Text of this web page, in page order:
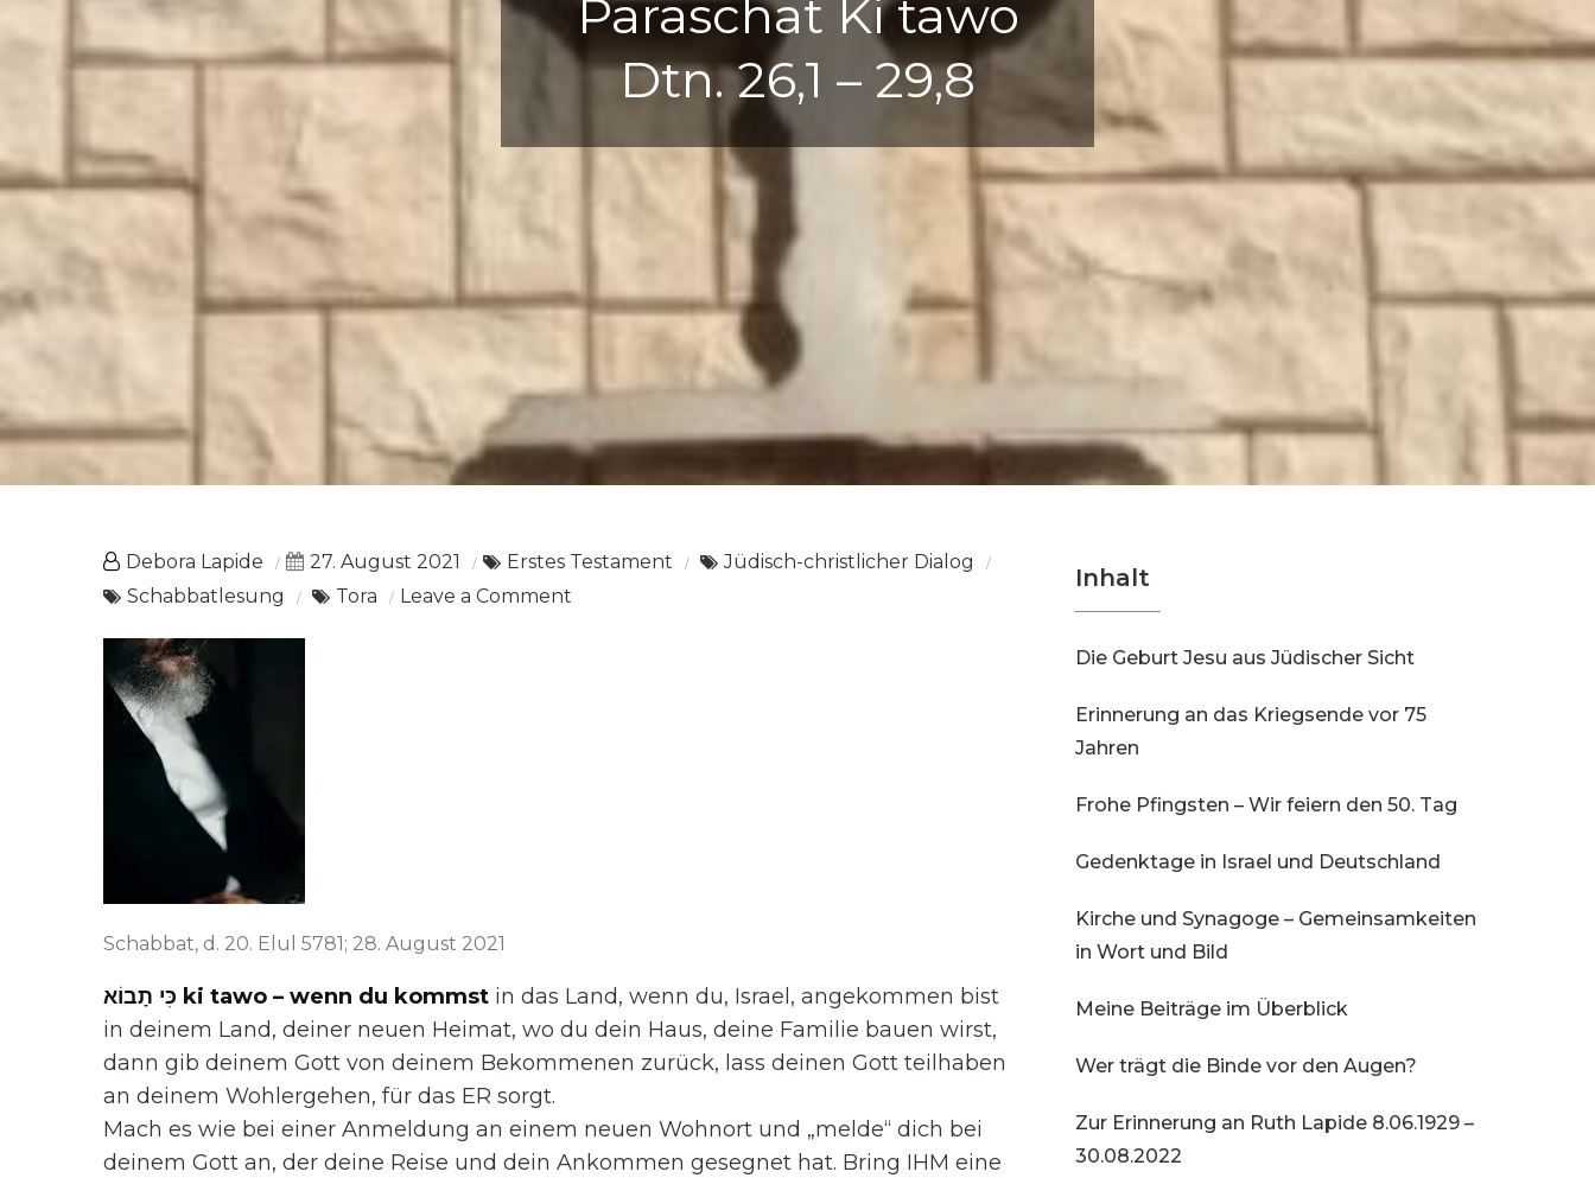
Paraschat Ki tawo
Dtn. 26,1 – 29,8
Debora Lapide 27. August 2021 Erstes Testament
Jüdisch-christlicher Dialog
Schabbatlesung
Tora Leave a Comment
Schabbat, d. 20. Elul 5781; 28. August 2021
כִּי תָבוֹא ki tawo – wenn du kommst in das Land, wenn du, Israel, angekommen bist
in deinem Land, deiner neuen Heimat, wo du dein Haus, deine Familie bauen wirst,
dann gib deinem Gott von deinem Bekommenen zurück, lass deinen Gott teilhaben
an deinem Wohlergehen, für das ER sorgt.
Mach es wie bei einer Anmeldung an einem neuen Wohnort und „melde“ dich bei
deinem Gott an, der deine Reise und dein Ankommen gesegnet hat. Bring IHM eine
Inhalt
Die Geburt Jesu aus Jüdischer Sicht
Erinnerung an das Kriegsende vor 75
Jahren
Frohe Pfingsten – Wir feiern den 50. Tag
Gedenktage in Israel und Deutschland
Kirche und Synagoge – Gemeinsamkeiten
in Wort und Bild
Meine Beiträge im Überblick
Wer trägt die Binde vor den Augen?
Zur Erinnerung an Ruth Lapide 8.06.1929 –
30.08.2022